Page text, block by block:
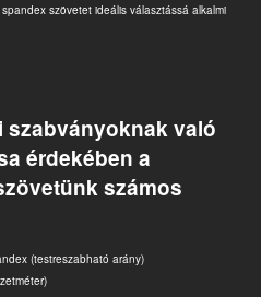
szövetet ideális választássá alkalmi
szabványoknak való
érdekében a
számos
(testreszabható arány)